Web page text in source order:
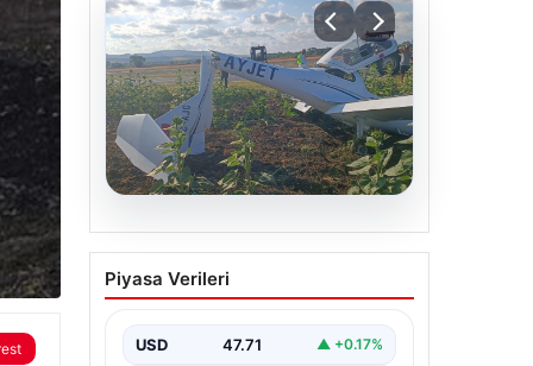
Eğitim uçağı sert iniş
yaptı. Öğrenci pilot
Piyasa Verileri
USD 47.71 ▲ +0.17%